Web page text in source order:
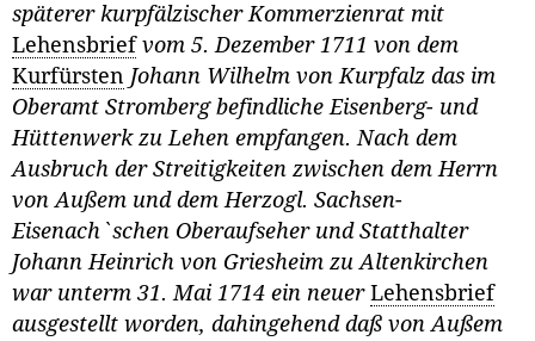
späterer kurpfälzischer Kommerzienrat mit
Lehensbriefvom 5. Dezember 1711 von dem
Kurfürsten Johann Wilhelm von Kurpfalz das im
Oberamt Stromberg befindliche Eisenberg- und
Hüttenwerk zu Lehen empfangen. Nach dem
Ausbruch der Streitigkeiten zwischen dem Herrn
von Außem und dem Herzogl. Sachsen-
Eisenach`schen Oberaufseher und Statthalter
Johann Heinrich von Griesheim zu Altenkirchen
war unterm 31. Mai 1714 ein neuer Lehensbrief
ausgestellt worden, dahingehend daß von Außem